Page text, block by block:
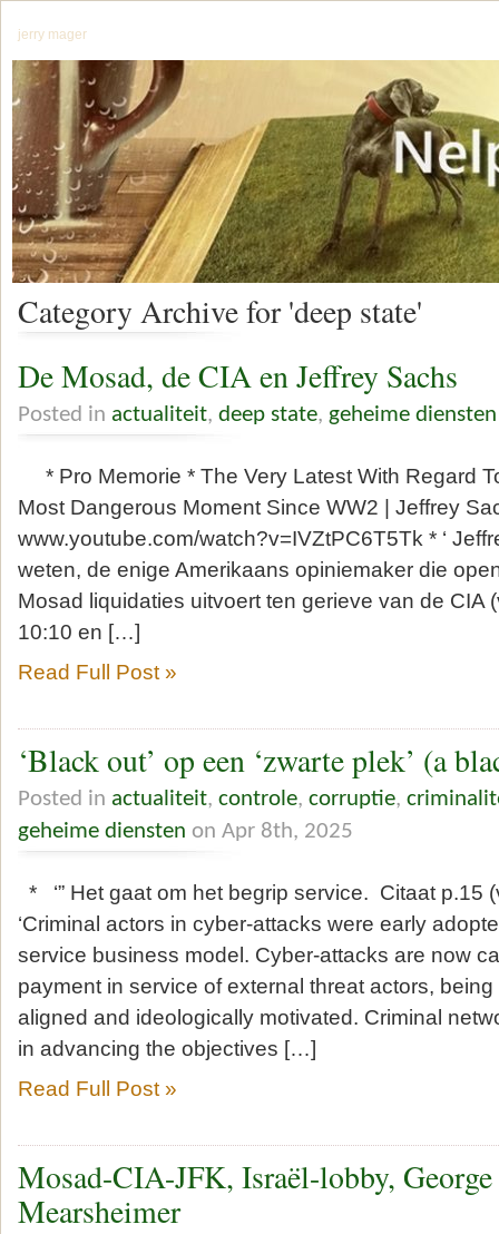
jerry mager
Category Archive for 'deep state'
De Mosad, de CIA en Jeffrey Sachs
Posted in actualiteit, deep state, geheime diensten
* Pro Memorie * The Very Latest With Regard
Most Dangerous Moment Since WW2 | Jeffrey
www.youtube.com/watch?v=IVZtPC6T5Tk * ‘
weten, de enige Amerikaans opiniemaker die
Mosad liquidaties uitvoert ten gerieve van de CIA
10:10 en […]
Read Full Post »
‘Black out’ op een ‘zwarte plek’ (a
Posted in actualiteit, controle, corruptie,
geheime diensten on Apr 8th, 2025
* ‘” Het gaat om het begrip service. Citaat p.15
‘Criminal actors in cyber-attacks were early
service business model. Cyber-attacks are now
payment in service of external threat actors,
aligned and ideologically motivated. Criminal
in advancing the objectives […]
Read Full Post »
Mosad-CIA-JFK, Israël-lobby,
Mearsheimer